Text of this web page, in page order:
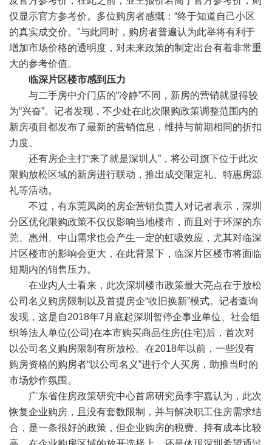
仅显示官方参考价。多位购房者感慨：“终于知道自己小区
的真实成交价。”与此同时，购房者普遍认为此举将有利于
增加市场价格的透明度，对未来政策的制定出台有着非常重
大的参考价值。
临深片区楼市感到压力
与二手房中介门店的“冷静”不同，新房的营销就显得较
为“兴奋”。记者发现，不少处在此次限购政策调整范围内的
新房项目都发布了最新的营销信息，维持与前期相同的折扣
力度。
还有房企主打“来了就是深圳人”，将公司旗下位于此次
限购放松区域的新房进行联动，推出成交限定礼、特惠房源
礼等活动。
不过，有东莞凤岗的房企营销负责人对记者表示，深圳
分区优化限购政策不仅仅影响当地楼市，而且对于环深的东
莞、惠州、中山需求也会产生一定的虹吸效应，尤其对临深
片区楼市的影响会更大，在此背景下，临深片区楼市将面临
短期内的销售压力。
在业内人士看来，此次深圳楼市政策最大亮点在于放松
公司名义购房限制以及首提房企“收旧换新”模式。记者查询
发现，这是自2018年7月底起深圳暂停企事业单位、社会组
织等法人单位(公司)在本市购买商品住房(住宅)后，首次对
以公司名义购房限制有所放松。在2018年以前，一些没有
购房资格的购房者“以公司名义”进行个人买房，助推当时的
市场炒作氛围。
广东省住房政策研究中心首席研究员李宇嘉认为，此次
恢复企业购房，且没有套数限制，并与解决职工住房需求结
合，是一条很好的政策，但企业购房的税费、持有成本比较